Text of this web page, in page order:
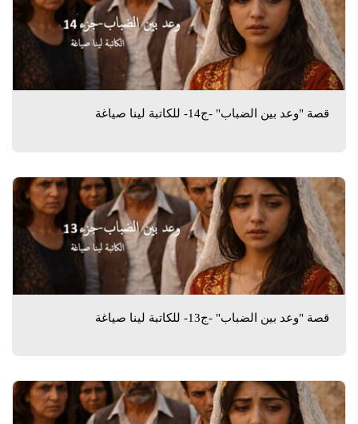
قصة "وعد بين الضباب" -ج14- للكاتبة لينا صياغة
قصة "وعد بين الضباب" -ج13- للكاتبة لينا صياغة